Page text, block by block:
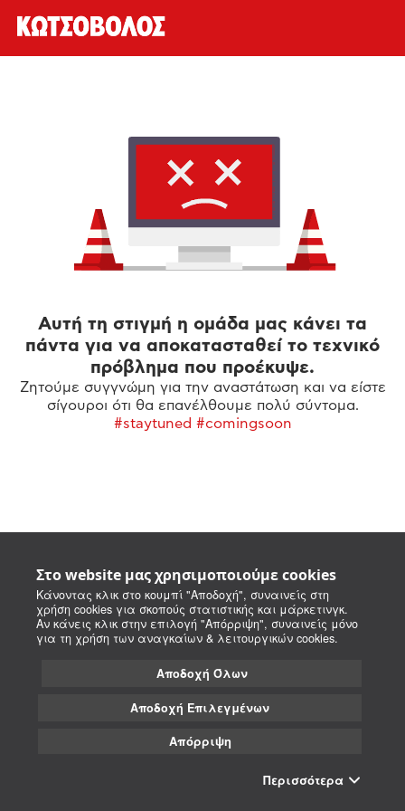
Στο website μας χρησιμοποιούμε cookies
Κάνοντας κλικ στο κουμπί "Αποδοχή", συναινείς στη
χρήση cookies για σκοπούς στατιστικής και μάρκετινγκ.
Αν κάνεις κλικ στην επιλογή "Απόρριψη", συναινείς μόνο
για τη χρήση των αναγκαίων & λειτουργικών cookies.
Αποδοχή Όλων
Αποδοχή Επιλεγμένων
Απόρριψη
Περισσότερα
Αυτή τη στιγμή η ομάδα μας κάνει τα
πάντα για να αποκατασταθεί το τεχνικό
πρόβλημα που προέκυψε.
Ζητούμε συγγνώμη για την αναστάτωση και να είστε
σίγουροι ότι θα επανέλθουμε πολύ σύντομα.
#staytuned #comingsoon